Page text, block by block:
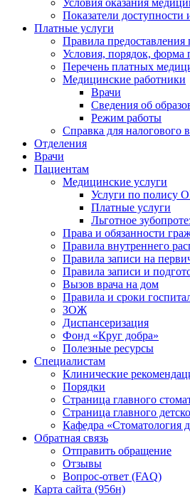
Условия оказания
Показатели
Платные услуги
Правила
Условия, порядок, форма
Перечень платных
Медицинские работники
Врачи
Сведения об
Режим работы
Справка для налогового
Отделения
Врачи
Пациентам
Медицинские услуги
Услуги по полису
Платные услуги
Льготное
Права и обязанности
Правила внутреннего
Правила записи на
Правила записи и
Вызов врача на дом
Правила и сроки
ЗОЖ
Диспансеризация
Фонд «Круг добра»
Полезные ресурсы
Специалистам
Клинические
Порядки
Страница главного
Страница главного
Кафедра «Стоматология
Обратная связь
Отправить обращение
Отзывы
Вопрос-ответ (FAQ)
Карта сайта (956н)